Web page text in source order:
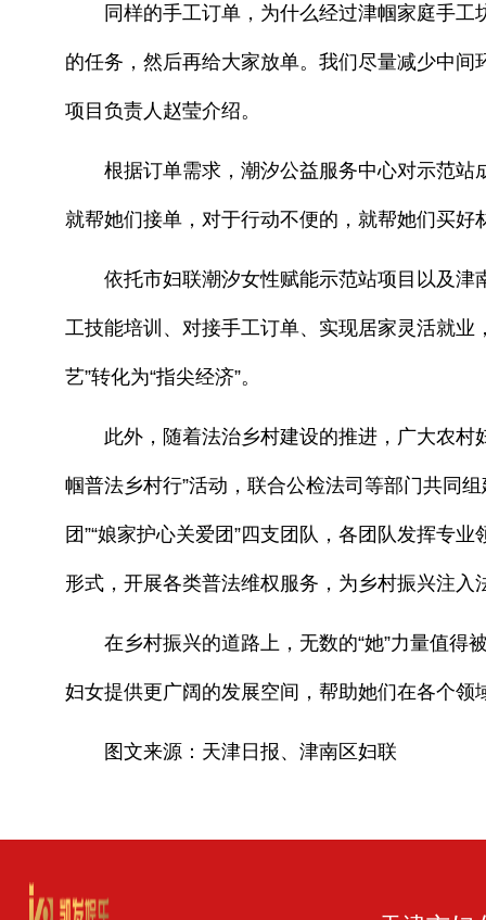
同样的手工订单，为什么经过津帼家庭手工
的任务，然后再给大家放单。我们尽量减少中
项目负责人赵莹介绍。
根据订单需求，潮汐公益服务中心对示范站
就帮她们接单，对于行动不便的，就帮她们买
依托市妇联潮汐女性赋能示范站项目以及津
工技能培训、对接手工订单、实现居家灵活就业
艺”转化为“指尖经济”。
此外，随着法治乡村建设的推进，广大农村
帼普法乡村行”活动，联合公检法司等部门共同
团”“娘家护心关爱团”四支团队，各团队发挥专
形式，开展各类普法维权服务，为乡村振兴注入
在乡村振兴的道路上，无数的“她”力量值得
妇女提供更广阔的发展空间，帮助她们在各个领
图文来源：天津日报、津南区妇联